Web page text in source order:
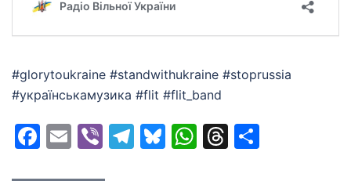
#glorytoukraine #standwithukraine #stoprussia
#українськамузика #flit #flit_band
Facebook
EmailViberTelegram
Bluesky
WhatsApp
Threads